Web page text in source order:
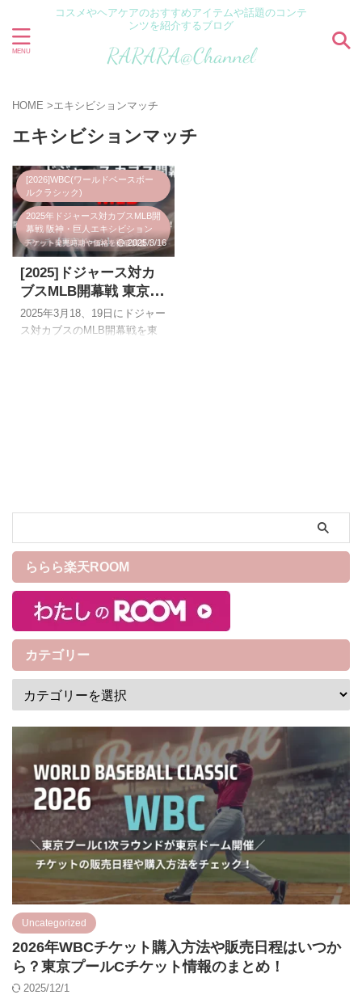
コスメやヘアケアのおすすめアイテムや話題のコンテ
ンツを紹介するブログ
HOME >エキシビションマッチ
エキシビションマッチ
[2026]WBC(ワールドベースボー
ルクラシック)
2025年ドジャース対カブスMLB開
幕戦 阪神・巨人エキシビション
マッチ【東京ドーム】
2025年ドジャース対カブスMLB開
幕戦【東京ドーム】
2025/3/16
[2025]ドジャース対カ
ブスMLB開幕戦 東京ド
ームで阪神・巨人がエ
キシビションマッチを
2025年3月18、19日にドジャー
ス対カブスのMLB開幕戦を東
由伸選手、カブスは鈴木誠也
ており、他にもMLBのトップ
選手がたくさん所属している
チーム同士のMLB開幕戦を日
本で見れるのは嬉しいですよ
ね！ 今回は「2 ...
ららら楽天ROOM
カテゴリー
Uncategorized
2026年WBCチケット購入方法や販売日程はいつか
ら？東京プールCチケット情報のまとめ！
2025/12/1